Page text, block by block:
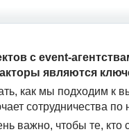
с event-
являются
как мы подходим к
сотрудничества по
важно, чтобы те, кто